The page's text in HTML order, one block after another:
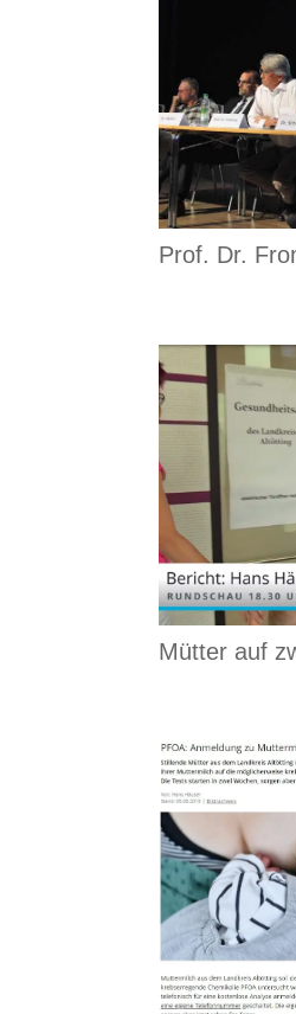
Prof. Dr.
Mütter auf